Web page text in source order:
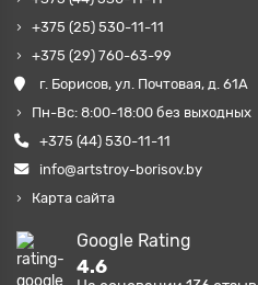
+375 (25) 530-11-11
+375 (29) 760-63-99
г. Борисов, ул. Почтовая, д. 61А
Пн-Вс: 8:00-18:00 без выходных
+375 (44) 530-11-11
info@artstroy-borisov.by
Карта сайта
Google Rating
4.6